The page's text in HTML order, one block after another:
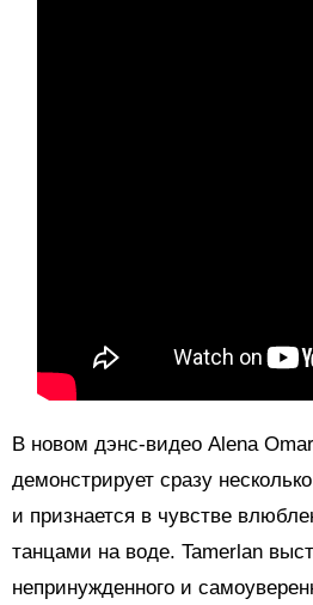
В новом дэнс-видео Alena
демонстрирует сразу
и признается в чувстве
танцами на воде. Tamerlan
непринужденного и